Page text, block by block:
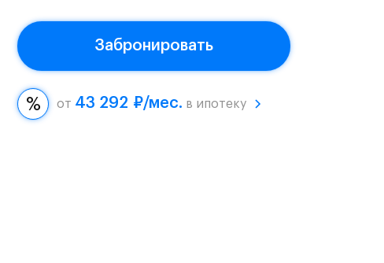
Забронировать
от 43 292 ₽/мес. в ипотеку